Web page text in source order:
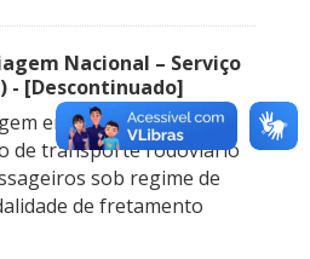
Nacional – Serviço
- [Descontinuado]
emitidas para a
de transporte rodoviário
sob regime de
de fretamento